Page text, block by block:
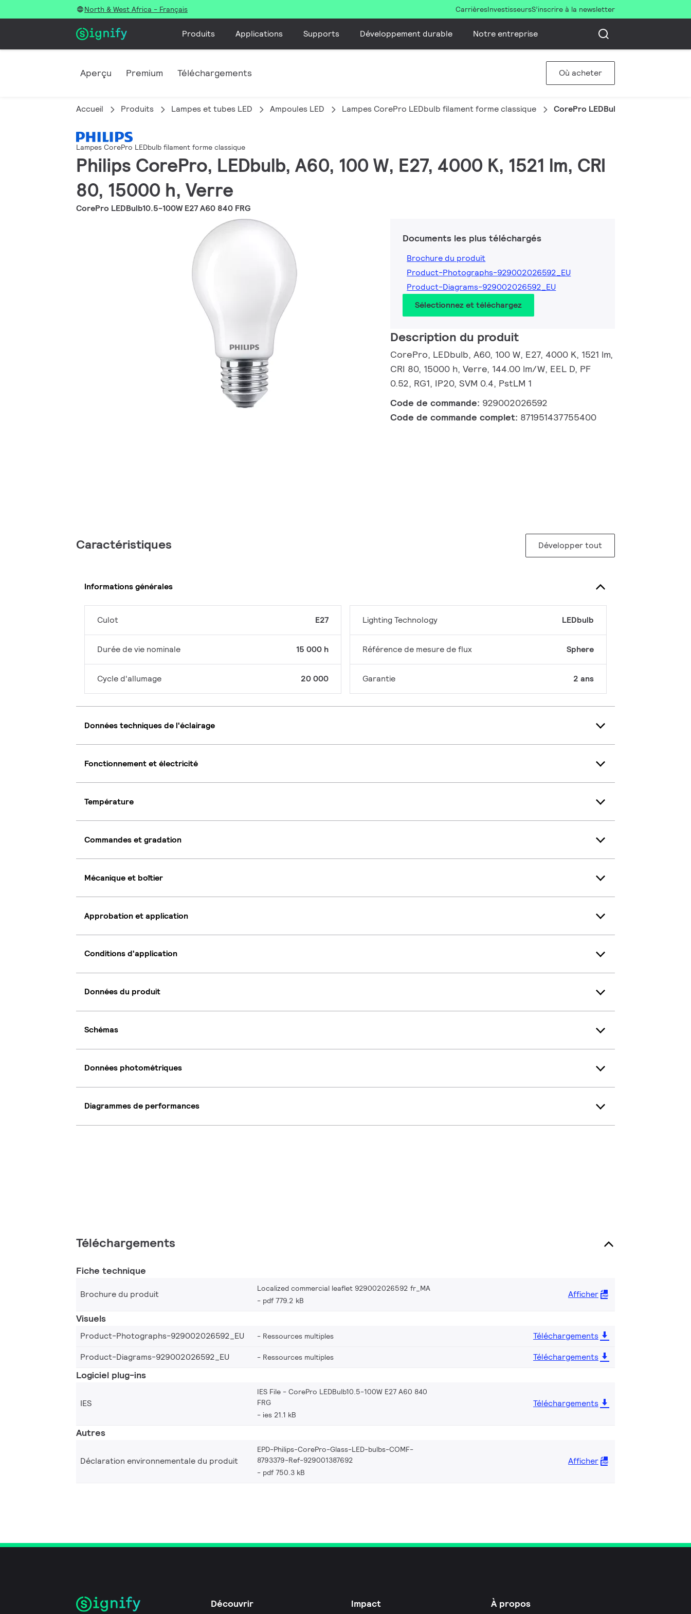
North & West Africa - Français CarrièresInvestisseursS’inscrire à la newsletter
Produits Applications Supports Développement durable Notre entreprise
Aperçu Premium Téléchargements Où acheter
Accueil Produits Lampes et tubes LED Ampoules LED Lampes CorePro LEDbulb filament forme classique CorePro LEDBulb10.5-100W E27
Lampes CorePro LEDbulb filament forme classique
Philips CorePro, LEDbulb, A60, 100 W, E27, 4000 K, 1521 lm, CRI
80, 15000 h, Verre
CorePro LEDBulb10.5-100W E27 A60 840 FRG
Documents les plus téléchargés
Brochure du produit
Product-Photographs-929002026592_EU
Product-Diagrams-929002026592_EU
Sélectionnez et téléchargez
Description du produit
CorePro, LEDbulb, A60, 100 W, E27, 4000 K, 1521 lm,
CRI 80, 15000 h, Verre, 144.00 lm/W, EEL D, PF
0.52, RG1, IP20, SVM 0.4, PstLM 1
Code de commande: 929002026592
Code de commande complet: 871951437755400
Caractéristiques Développer tout
Informations générales
Culot E27
Durée de vie nominale 15 000 h
Cycle d'allumage 20 000
Lighting Technology LEDbulb
Référence de mesure de flux Sphere
Garantie 2 ans
Données techniques de l'éclairage
Fonctionnement et électricité
Température
Commandes et gradation
Mécanique et boîtier
Approbation et application
Conditions d'application
Données du produit
Schémas
Données photométriques
Diagrammes de performances
Téléchargements
Fiche technique
Brochure du produit
Localized commercial leaflet 929002026592 fr_MA
pdf 779.2 kB
Afficher
Visuels
Product-Photographs-929002026592_EU Ressources multiples
Téléchargements
Product-Diagrams-929002026592_EU
Ressources multiples Téléchargements
Logiciel plug-ins
IES
IES File - CorePro LEDBulb10.5-100W E27 A60 840
FRG
ies 21.1 kB
Téléchargements
Autres
Déclaration environnementale du produit
EPD-Philips-CorePro-Glass-LED-bulbs-COMF-
8793379-Ref-929001387692
pdf 750.3 kB
Afficher
Découvrir Impact À propos